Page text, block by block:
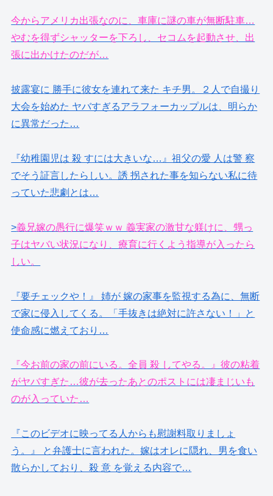
今からアメリカ出張なのに、車庫に謎の車が無断駐車…
やむを得ずシャッターを下ろし、セコムを起動させ、出
張に出かけたのだが…
披露宴に 勝手に彼女を連れて来た キチ男。２人で自撮り
大会を始めた ヤバすぎるアラフォーカップルは、明らか
に異常だった…
『幼稚園児は 殺 すには大きいな…』祖父の愛 人は警 察
でそう証言したらしい。誘 拐された事を知らない私に待
っていた悲劇とは…
>義兄嫁の愚行に爆笑ｗｗ 義実家の激甘な躾けに、甥っ
子はヤバい状況になり、療育に行くよう指導が入ったら
しい。
『要チェックや！』 姉が 嫁の家事を監視する為に、無断
で家に侵入してくる。「手抜きは絶対に許さない！」と
使命感に燃えており…
『今お前の家の前にいる。全員 殺 してやる。』彼の粘着
がヤバすぎた…彼が去ったあとのポストには凄まじいも
のが入っていた…
『このビデオに映ってる人からも慰謝料取りましょ
う。』 と弁護士に言われた。嫁はオレに隠れ、男を食い
散らかしており、殺 意 を覚える内容で…